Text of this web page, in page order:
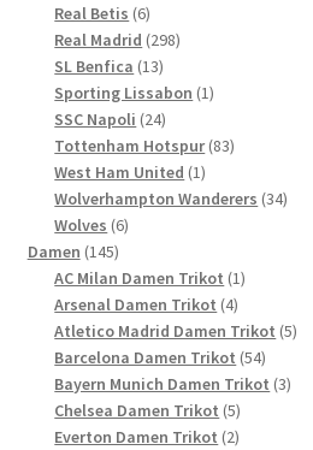
Real Betis 66
Produkte
Real Madrid 298298
SL Benfica 1313
Produkte
Sporting Lissabon 11
SSC Napoli 2424
Produkte
Tottenham Hotspur 8383
West Ham United 11
Produkt
Wolverhampton Wanderers 3434
Wolves 66
Damen 145145
Produkte
AC Milan Damen Trikot 11
Arsenal Damen Trikot 44
Produkte
Atletico Madrid Damen Trikot 55
Barcelona Damen Trikot 5454
Bayern Munich Damen Trikot 33
Chelsea Damen Trikot 55
Produkte
Everton Damen Trikot 22